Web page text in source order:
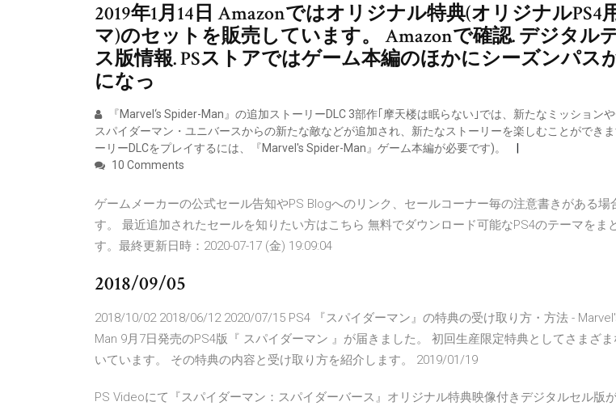
2019年1月14日 Amazonではオリジナル特典(オリジナルPS4
マ)のセットを販売しています。 Amazonで確認. デジタル
ス版情報. PSストアではゲーム本編のほかにシーズンパス
になっ
『Marvel‘s Spider-Man』の追加ストーリーDLC 3部作｢摩天楼は眠らない｣では、新たなミッションや
スパイダーマン・ユニバースからの新たな敵などが追加され、新たなストーリーを楽しむことができ
ーリーDLCをプレイするには、『Marvel's Spider-Man』ゲーム本編が必要です)。
10 Comments
ゲームメーカーの公式セール告知やPS Blogへのリンク、セールコーナー毎の注意書きがある場
す。 最近追加されたセールを知りたい方はこちら 無料でダウンロード可能なPS4のテーマをま
す。最終更新日時：2020-07-17 (金) 19:09:04
2018/09/05
2018/10/02 2018/06/12 2020/07/15 PS4 『スパイダーマン』の特典の受け取り方・方法 -
Man 9月7日発売のPS4版『 スパイダーマン 』が届きました。 初回生産限定特典としてさまざ
いています。 その特典の内容と受け取り方を紹介します。 2019/01/19
PS Videoにて『スパイダーマン：スパイダーバース』オリジナル特典映像付きデジタルセル版が